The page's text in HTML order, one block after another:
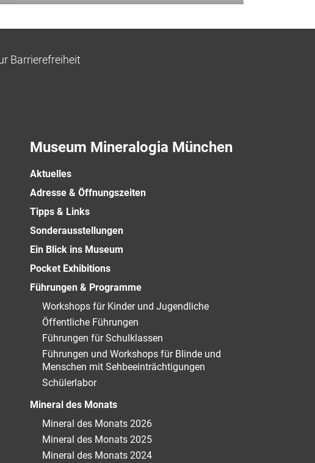
Barrierefreiheit
Museum Mineralogia München
Aktuelles
Adresse & Öffnungszeiten
Tipps & Links
Sonderausstellungen
Ein Blick ins Museum
Pocket Exhibitions
Führungen & Programme
Workshops für Kinder und Jugendliche
Öffentliche Führungen
Führungen für Schulklassen
Führungen und Workshops für Blinde und
Menschen mit Sehbeeinträchtigungen
Schülerlabor
Mineral des Monats
Mineral des Monats 2026
Mineral des Monats 2025
Mineral des Monats 2024